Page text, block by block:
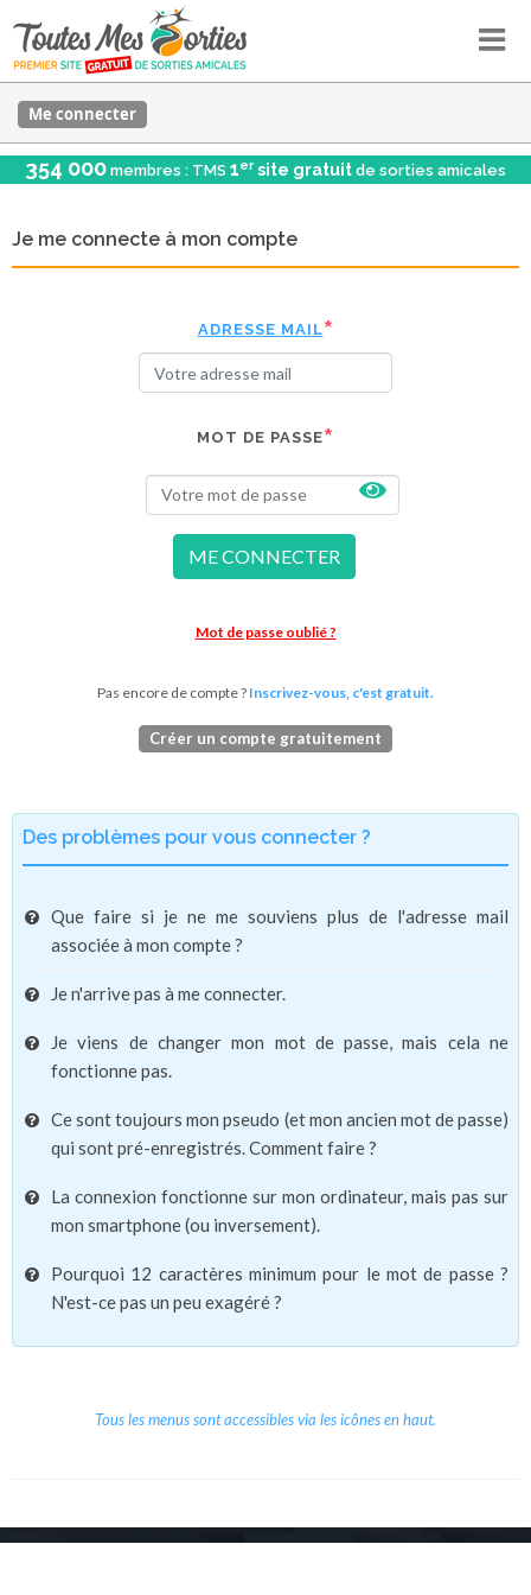
Me connecter
354 000 membres : TMS 1er site gratuit de sorties amicales
Je me connecte à mon compte
ADRESSE MAIL
MOT DE PASSE
ME CONNECTER
Mot de passe oublié ?
Pas encore de compte ? Inscrivez-vous, c'est gratuit.
Créer un compte gratuitement
Des problèmes pour vous connecter ?
Que faire si je ne me souviens plus de l'adresse mail
associée à mon compte ?
Je n'arrive pas à me connecter.
Je viens de changer mon mot de passe, mais cela ne
fonctionne pas.
Ce sont toujours mon pseudo (et mon ancien mot de passe)
qui sont pré-enregistrés. Comment faire ?
La connexion fonctionne sur mon ordinateur, mais pas sur
mon smartphone (ou inversement).
Pourquoi 12 caractères minimum pour le mot de passe ?
N'est-ce pas un peu exagéré ?
Tous les menus sont accessibles via les icônes en haut.